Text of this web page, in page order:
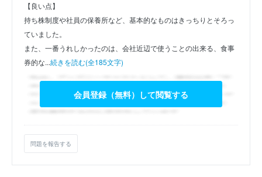
【良い点】
持ち株制度や社員の保養所など、基本的なものはきっちりとそろっ
ていました。
また、一番うれしかったのは、会社近辺で使うことの出来る、食事
券的な...続きを読む(全185文字)
会員登録（無料）して閲覧する
問題を報告する